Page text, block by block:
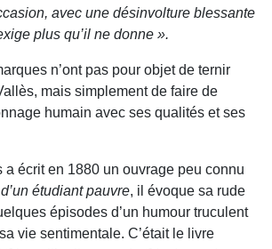
avec une désinvolture blessante
plus qu’il ne donne ».
n’ont pas pour objet de ternir
mais simplement de faire de
humain avec ses qualités et ses
a écrit en 1880 un ouvrage peu connu
étudiant pauvre, il évoque sa rude
épisodes d’un humour truculent
vie sentimentale. C’était le livre